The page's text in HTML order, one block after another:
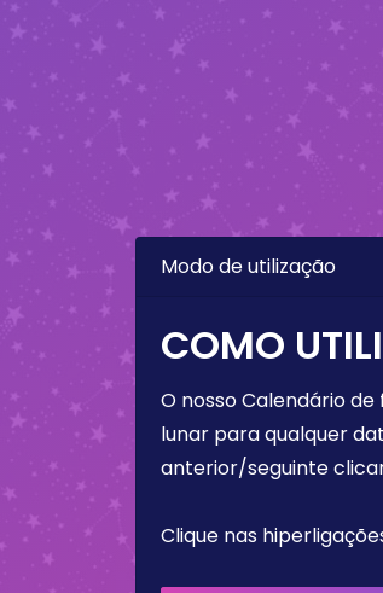
Modo de utilização
COMO
O nosso Calendário
lunar para qualquer
anterior/seguinte
Clique nas